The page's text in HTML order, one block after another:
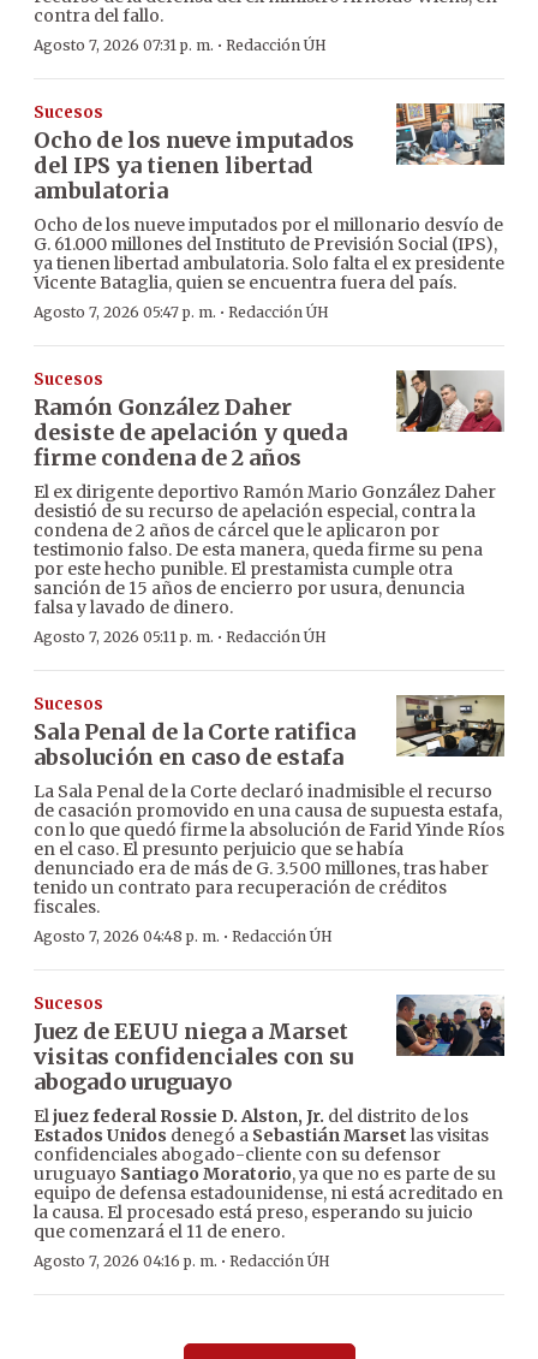
contra del fallo.
Agosto 7, 2026 07:31 p. m. · Redacción ÚH
Sucesos
Ocho de los nueve imputados
del IPS ya tienen libertad
ambulatoria
Ocho de los nueve imputados por el millonario desvío de
G. 61.000 millones del Instituto de Previsión Social (IPS),
ya tienen libertad ambulatoria. Solo falta el ex presidente
Vicente Bataglia, quien se encuentra fuera del país.
Agosto 7, 2026 05:47 p. m. · Redacción ÚH
Sucesos
Ramón González Daher
desiste de apelación y queda
firme condena de 2 años
El ex dirigente deportivo Ramón Mario González Daher
desistió de su recurso de apelación especial, contra la
condena de 2 años de cárcel que le aplicaron por
testimonio falso. De esta manera, queda firme su pena
por este hecho punible. El prestamista cumple otra
sanción de 15 años de encierro por usura, denuncia
falsa y lavado de dinero.
Agosto 7, 2026 05:11 p. m. · Redacción ÚH
Sucesos
Sala Penal de la Corte ratifica
absolución en caso de estafa
La Sala Penal de la Corte declaró inadmisible el recurso
de casación promovido en una causa de supuesta estafa,
con lo que quedó firme la absolución de Farid Yinde Ríos
en el caso. El presunto perjuicio que se había
denunciado era de más de G. 3.500 millones, tras haber
tenido un contrato para recuperación de créditos
fiscales.
Agosto 7, 2026 04:48 p. m. · Redacción ÚH
Sucesos
Juez de EEUU niega a Marset
visitas confidenciales con su
abogado uruguayo
Eljuez federal Rossie D. Alston, Jr. del distrito de los
Estados Unidos denegó a Sebastián Marset las visitas
confidenciales abogado-cliente con su defensor
uruguayo Santiago Moratorio, ya que no es parte de su
equipo de defensa estadounidense, ni está acreditado en
la causa. El procesado está preso, esperando su juicio
que comenzará el 11 de enero.
Agosto 7, 2026 04:16 p. m. · Redacción ÚH